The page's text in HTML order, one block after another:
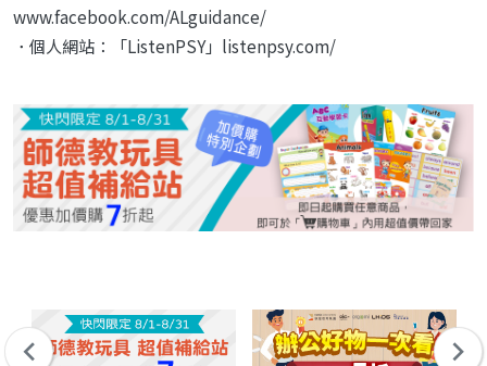
www.facebook.com/ALguidance/
．個人網站：「ListenPSY」listenpsy.com/